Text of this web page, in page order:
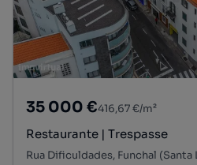
35 000 €416,67 €/m²
Restaurante | Trespasse